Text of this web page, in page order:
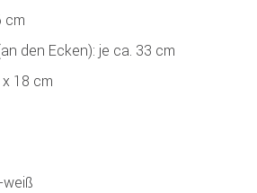
cm
den Ecken): je ca. 33 cm
18 cm